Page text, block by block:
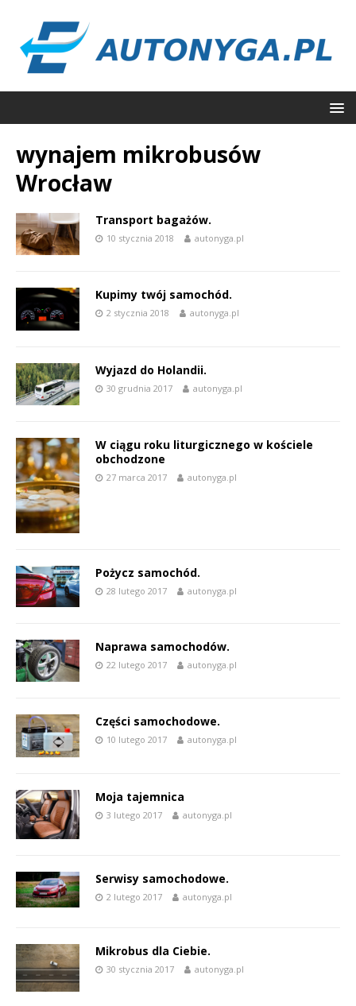
wynajem mikrobusów
Wrocław
Transport bagażów.
10 stycznia 2018 autonyga.pl
Kupimy twój samochód.
2 stycznia 2018 autonyga.pl
Wyjazd do Holandii.
30 grudnia 2017 autonyga.pl
W ciągu roku liturgicznego w kościele
obchodzone
27 marca 2017 autonyga.pl
Pożycz samochód.
28 lutego 2017 autonyga.pl
Naprawa samochodów.
22 lutego 2017 autonyga.pl
Części samochodowe.
10 lutego 2017 autonyga.pl
Moja tajemnica
3 lutego 2017 autonyga.pl
Serwisy samochodowe.
2 lutego 2017 autonyga.pl
Mikrobus dla Ciebie.
30 stycznia 2017 autonyga.pl